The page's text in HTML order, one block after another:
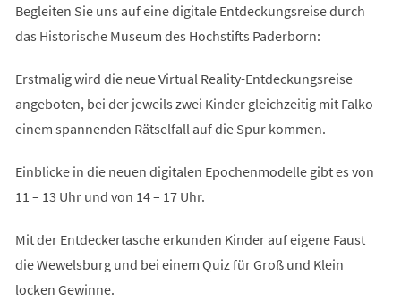
Begleiten Sie uns auf eine digitale Entdeckungsreise durch
das Historische Museum des Hochstifts Paderborn:
Erstmalig wird die neue Virtual Reality-Entdeckungsreise
angeboten, bei der jeweils zwei Kinder gleichzeitig mit Falko
einem spannenden Rätselfall auf die Spur kommen.
Einblicke in die neuen digitalen Epochenmodelle gibt es von
11 – 13 Uhr und von 14 – 17 Uhr.
Mit der Entdeckertasche erkunden Kinder auf eigene Faust
die Wewelsburg und bei einem Quiz für Groß und Klein
locken Gewinne.